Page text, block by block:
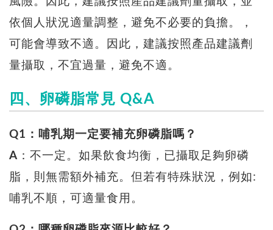
依個人狀況適量調整，避免不必要的負擔。，
可能會導致不適。因此，建議按照產品建議劑
量攝取，不宜過量，避免不適。
四、卵磷脂常見 Q&A
Q1：哺乳期一定要補充卵磷脂嗎？
A ：不一定。如果飲食均衡，已攝取足夠卵磷
脂，則無需額外補充。但若有特殊狀況，例如:
哺乳不順，可適量食用。